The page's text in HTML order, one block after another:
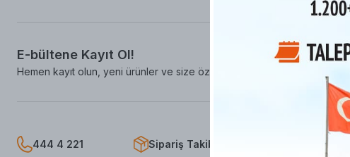
E-bültene Kayıt Ol!
Hemen kayıt olun, yeni ürünler ve size öze fırsatları kaçırmayın!
444 4 221 Sipariş Takibi Mağazalarımız